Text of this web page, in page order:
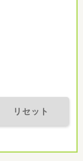
リセット